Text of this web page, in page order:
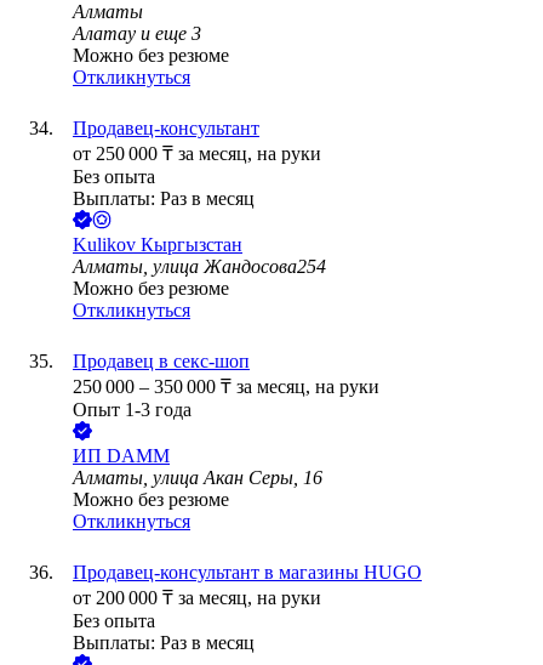
Алматы
Алатау и еще 3
Можно без резюме
Откликнуться
Продавец-консультант
от 250 000 ₸ за месяц, на руки
Без опыта
Выплаты: Раз в месяц
Kulikov Кыргызстан
Алматы, улица Жандосова254
Можно без резюме
Откликнуться
Продавец в секс-шоп
250 000 – 350 000 ₸ за месяц, на руки
Опыт 1-3 года
ИП DAMM
Алматы, улица Акан Серы, 16
Можно без резюме
Откликнуться
Продавец-консультант в магазины HUGO
от 200 000 ₸ за месяц, на руки
Без опыта
Выплаты: Раз в месяц